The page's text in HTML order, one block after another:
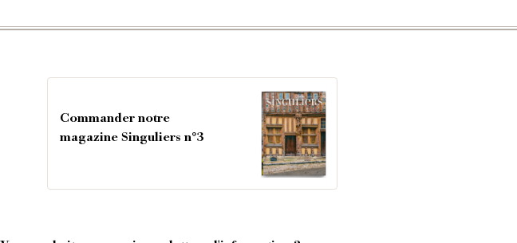
Commander notre
magazine Singuliers n°3